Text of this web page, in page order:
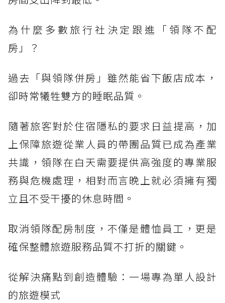
為什麼多數旅行社決定跟進「領隊不配
房」？
過去「與領隊併房」雖然能省下飯店成本，
卻時常犧牲雙方的睡眠品質。
隨著旅客對於住宿隱私的要求日益提高，加
上保障旅遊從業人員的帶團品質已成為產業
共識，領隊在白天需要提供高強度的專業服
務與危機處理，相對而言晚上就必須擁有獨
立且不受干擾的休息時間。
取消領隊配房制度，不僅是體恤員工，更是
確保整體旅遊服務品質不打折的關鍵。
從解決痛點到創造體驗：一場專為單人設計
的旅遊模式